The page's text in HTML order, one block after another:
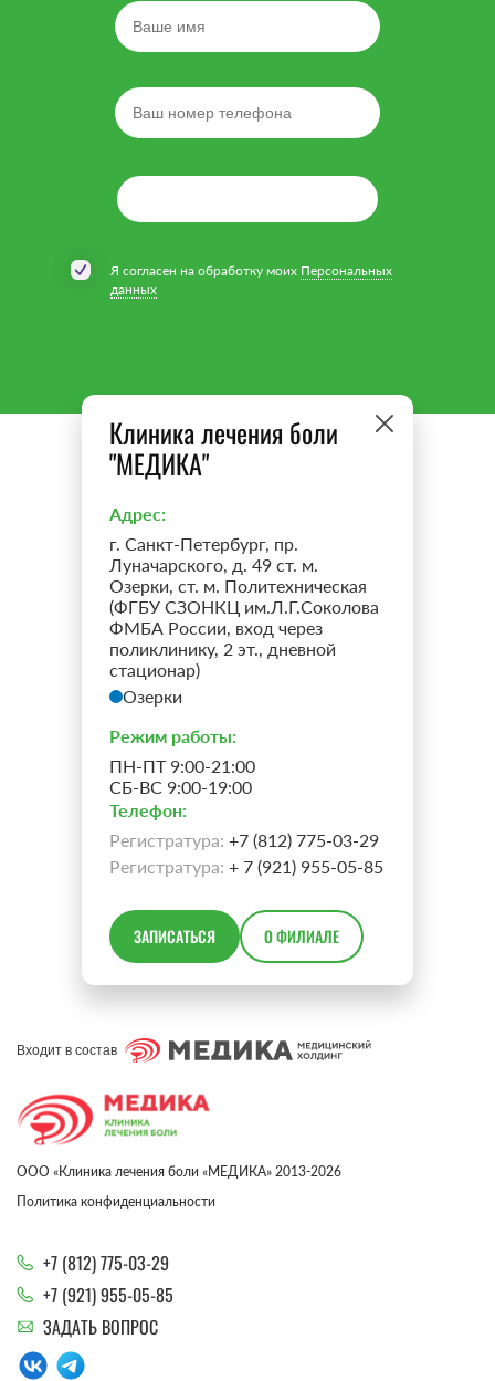
Я согласен на обработку моих Персональных
данных
Клиника лечения боли
"МЕДИКА"
Адрес:
г. Санкт-Петербург, пр.
Луначарского, д. 49 ст. м.
Озерки, ст. м. Политехническая
(ФГБУ СЗОНКЦ им.Л.Г.Соколова
ФМБА России, вход через
поликлинику, 2 эт., дневной
стационар)
Озерки
Режим работы:
ПН-ПТ 9:00-21:00
СБ-ВС 9:00-19:00
Телефон:
Регистратура: +7 (812) 775-03-29
Регистратура: + 7 (921) 955-05-85
ЗАПИСАТЬСЯ О ФИЛИАЛЕ
Входит в состав
ООО «Клиника лечения боли «МЕДИКА» 2013-2026
Политика конфиденциальности
+7 (812) 775-03-29
+7 (921) 955-05-85
ЗАДАТЬ ВОПРОС